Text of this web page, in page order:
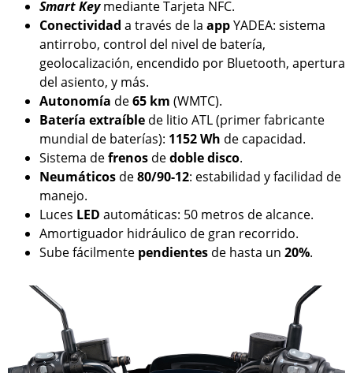
Smart Keymediante Tarjeta NFC.
Conectividad a través de la appYADEA: sistema
antirrobo, control del nivel de batería,
geolocalización, encendido por Bluetooth, apertura
del asiento, y más.
Autonomía de65 km (WMTC).
Batería extraíble de litio ATL (primer fabricante
mundial de baterías): 1152 Wh de capacidad.
Sistema defrenos dedobledisco.
Neumáticos de80/90-12: estabilidad y facilidad de
manejo.
Luces LED automáticas: 50 metros de alcance.
Amortiguador hidráulico de gran recorrido.
Sube fácilmente pendientes de hasta un 20%.